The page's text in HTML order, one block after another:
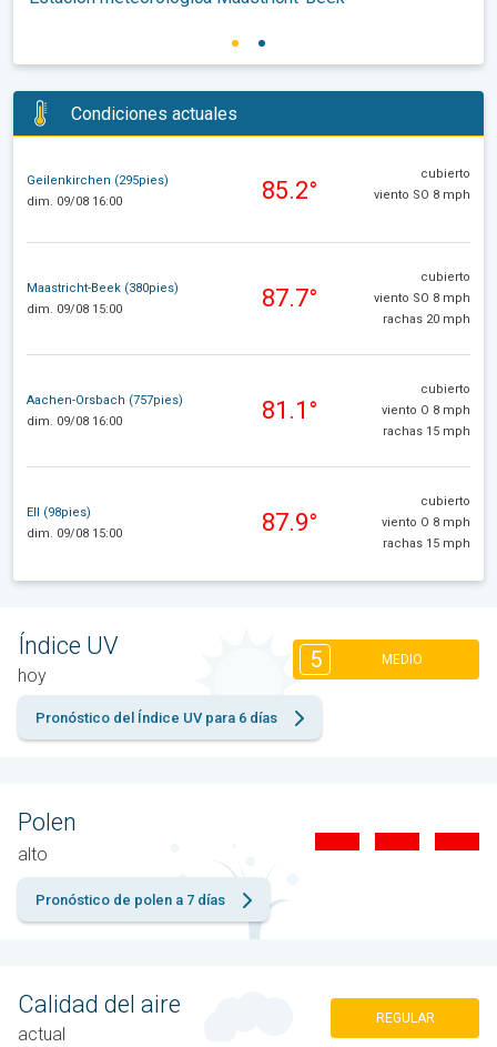
Condiciones actuales
Geilenkirchen (295pies)
dim. 09/08 16:00
85.2°
cubierto
viento SO 8 mph
Maastricht-Beek (380pies)
dim. 09/08 15:00
87.7°
cubierto
viento SO 8 mph
rachas 20 mph
Aachen-Orsbach (757pies)
dim. 09/08 16:00
81.1°
cubierto
viento O 8 mph
rachas 15 mph
Ell (98pies)
dim. 09/08 15:00
87.9°
cubierto
viento O 8 mph
rachas 15 mph
Índice UV
hoy
5 MEDIO
Pronóstico del Índice UV para 6 días
Polen
alto
Pronóstico de polen a 7 días
Calidad del aire
actual
REGULAR